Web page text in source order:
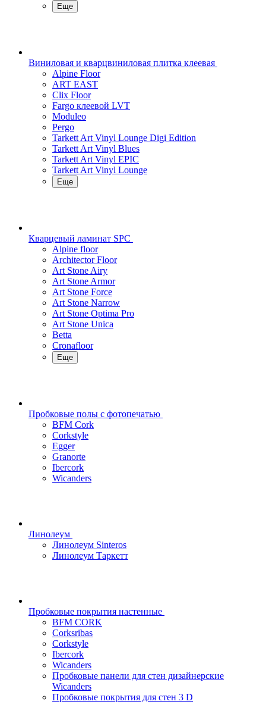
Еще
Виниловая и кварцвиниловая плитка клеевая
Alpine Floor
ART EAST
Clix Floor
Fargo клеевой LVT
Moduleo
Pergo
Tarkett Art Vinyl Lounge Digi Edition
Tarkett Art Vinyl Blues
Tarkett Art Vinyl EPIC
Tarkett Art Vinyl Lounge
Еще
Кварцевый ламинат SPC
Alpine floor
Architector Floor
Art Stone Airy
Art Stone Armor
Art Stone Force
Art Stone Narrow
Art Stone Optima Pro
Art Stone Unica
Betta
Cronafloor
Еще
Пробковые полы с фотопечатью
BFM Cork
Corkstyle
Egger
Granorte
Ibercork
Wicanders
Линолеум
Линолеум Sinteros
Линолеум Таркетт
Пробковые покрытия настенные
BFM CORK
Corksribas
Corkstyle
Ibercork
Wicanders
Пробковые панели для стен дизайнерские
Wicanders
Пробковые покрытия для стен 3 D